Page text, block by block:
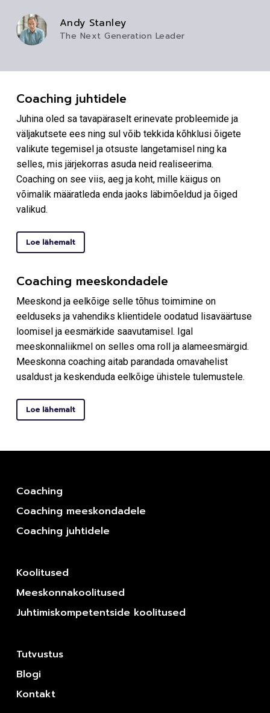
Andy Stanley
The Next Generation Leader
Coaching juhtidele
Juhina oled sa tavapäraselt erinevate probleemide ja
väljakutsete ees ning sul võib tekkida kõhklusi õigete
valikute tegemisel ja otsuste langetamisel ning ka
selles, mis järjekorras asuda neid realiseerima.
Coaching on see viis, aeg ja koht, mille käigus on
võimalik määratleda enda jaoks läbimõeldud ja õiged
valikud.
Loe lähemalt
Coaching meeskondadele
Meeskond ja eelkõige selle tõhus toimimine on
eelduseks ja vahendiks klientidele oodatud lisaväärtuse
loomisel ja eesmärkide saavutamisel. Igal
meeskonnaliikmel on selles oma roll ja alameesmärgid.
Meeskonna coaching aitab parandada omavahelist
usaldust ja keskenduda eelkõige ühistele tulemustele.
Loe lähemalt
Coaching
Coaching meeskondadele
Coaching juhtidele
Koolitused
Meeskonnakoolitused
Juhtimiskompetentside koolitused
Tutvustus
Blogi
Kontakt